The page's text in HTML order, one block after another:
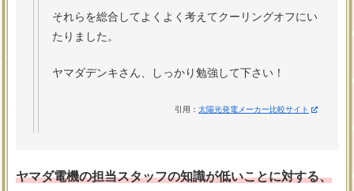
それらを総合してよくよく考えてクーリングオフにい
たりました。
ヤマダデンキさん、しっかり勉強して下さい！
引用：太陽光発電メーカー比較サイト
ヤマダ電機の担当スタッフの知識が低いことに対する、